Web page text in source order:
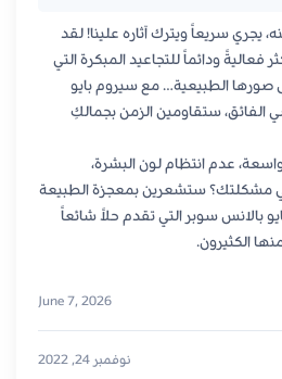
يجري سريعاً ويترك آثاره علينا! لقد
فعاليةً ودائماً للتجاعيد المبكرة التي
صورها الطبيعية… مع سيروم بايو
الفائق، ستقاومين الزمن بجمالكِ
عدم انتظام لون البشرة،
مشكلتك؟ ستشعرين بمعجزة الطبيعة
بالانس سوبر التي تقدم حلاً شائعاً
الكثيرون.
June 7, 2026
نوفمبر 24, 2022